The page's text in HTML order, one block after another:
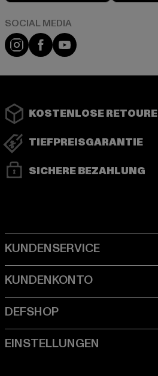
Instagram
FacebookYouTube
KOSTENLOSE RETOURE
TIEFPREISGARANTIE
SICHERE BEZAHLUNG